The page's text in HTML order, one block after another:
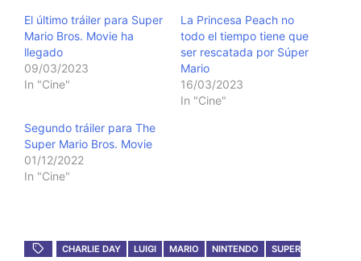
El último tráiler para Super
Mario Bros. Movie ha
llegado
09/03/2023
In "Cine"
La Princesa Peach no
todo el tiempo tiene que
ser rescatada por Súper
Mario
16/03/2023
In "Cine"
Segundo tráiler para The
Super Mario Bros. Movie
01/12/2022
In "Cine"
CHARLIE DAY LUIGI MARIO NINTENDO
SUPER